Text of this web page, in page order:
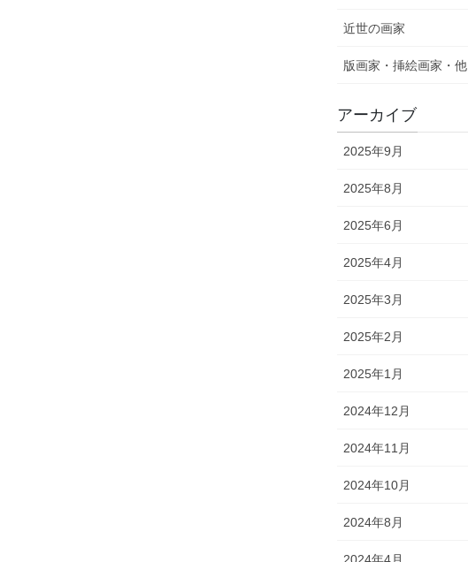
近世の画家
版画家・挿絵画家・他
アーカイブ
2025年9月
2025年8月
2025年6月
2025年4月
2025年3月
2025年2月
2025年1月
2024年12月
2024年11月
2024年10月
2024年8月